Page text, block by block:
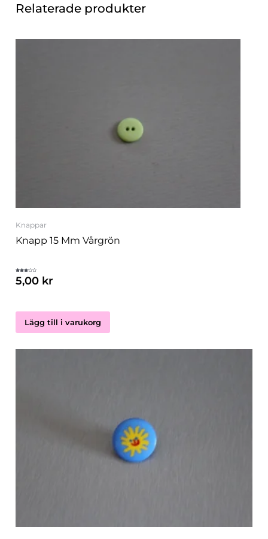
Relaterade produkter
Knappar
Knapp 15 Mm Vårgrön
3.00
av 5
5,00 kr
Lägg till i varukorg